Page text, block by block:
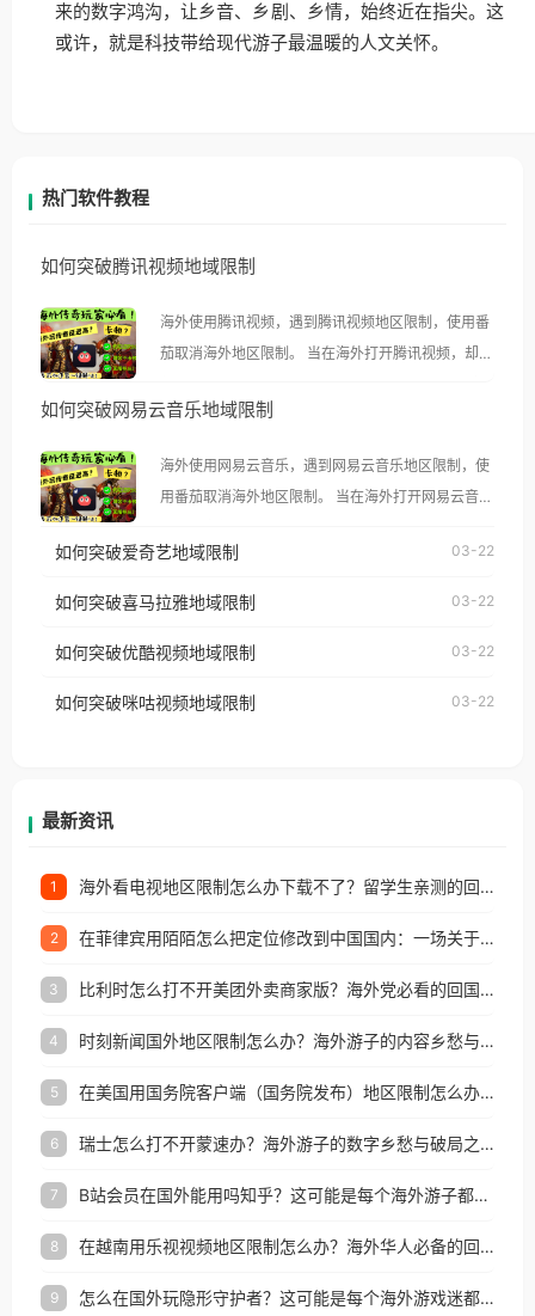
来的数字鸿沟，让乡音、乡剧、乡情，始终近在指尖。这
或许，就是科技带给现代游子最温暖的人文关怀。
热门软件教程
如何突破腾讯视频地域限制
海外使用腾讯视频，遇到腾讯视频地区限制，使用番
茄取消海外地区限制。 当在海外打开腾讯视频，却突
示语。 海外用户如香港、澳门、台湾、美国、加拿
像其他音乐平台一样，出现地区及版权限制问题，且
仅能在中国大陆地区播放。 遇到这个问题的朋友们，
台湾、美国、加拿大、澳大利亚、欧洲等国家和地区
权限制所困扰。
如何突破网易云音乐地域限制
海外使用网易云音乐，遇到网易云音乐地区限制，使
用番茄取消海外地区限制。 当在海外打开网易云音
播放”的提示语。 海外用户如香港、澳门、台湾、美
制问题，且仅能在中国大陆地区播放。 遇到这个问题
户收听网易云音乐地区版权限制」的问题，无论人在
如何突破爱奇艺地域限制 03-22
如何突破喜马拉雅地域限制 03-22
如何突破优酷视频地域限制 03-22
如何突破咪咕视频地域限制 03-22
最新资讯
1 海外看电视地区限制怎么办下载不了？留学生亲测的回国加速方案（附2026世界杯观赛技巧）
2 在菲律宾用陌陌怎么把定位修改到中国国内：一场关于归属感与连接的探索
3 比利时怎么打不开美团外卖商家版？海外党必看的回国加速全攻略
4 时刻新闻国外地区限制怎么办？海外游子的内容乡愁与破局之路
5 在美国用国务院客户端（国务院发布）地区限制怎么办？3步解决海外看国内内容难题
6 瑞士怎么打不开蒙速办？海外游子的数字乡愁与破局之路
7 B站会员在国外能用吗知乎？这可能是每个海外游子都问过的问题
8 在越南用乐视视频地区限制怎么办？海外华人必备的回国加速攻略
9 怎么在国外玩隐形守护者？这可能是每个海外游戏迷都问过的问题